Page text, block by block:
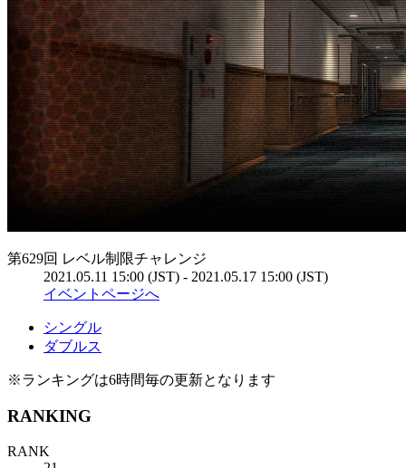
第629回 レベル制限チャレンジ
2021.05.11 15:00 (JST) - 2021.05.17 15:00 (JST)
イベントページへ
シングル
ダブルス
※ランキングは6時間毎の更新となります
RANKING
RANK